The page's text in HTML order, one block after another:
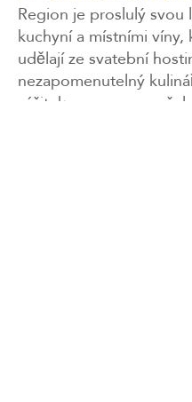
Region je proslulý svou
kuchyní a místními víny,
udělají ze svatební
nezapomenutelný
zážitek pro